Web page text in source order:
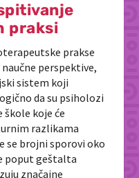
praksi
prakse
perspektive,
sistem koji
da su psiholozi
koje će
razlikama
se brojni sporovi oko
poput geštalta
značajne